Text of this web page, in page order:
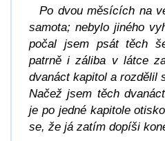
Po dvou měsících na
samota; nebylo jiného
počal jsem psát těch
patrně i záliba v látce
dvanáct kapitol a rozdělil
Načež jsem těch
je po jedné kapitole
se, že já zatím dopíši